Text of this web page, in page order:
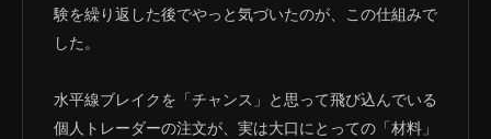
験を繰り返した後でやっと気づいたのが、この仕組みで
した。
水平線ブレイクを「チャンス」と思って飛び込んでいる
個人トレーダーの注文が、実は大口にとっての「材料」